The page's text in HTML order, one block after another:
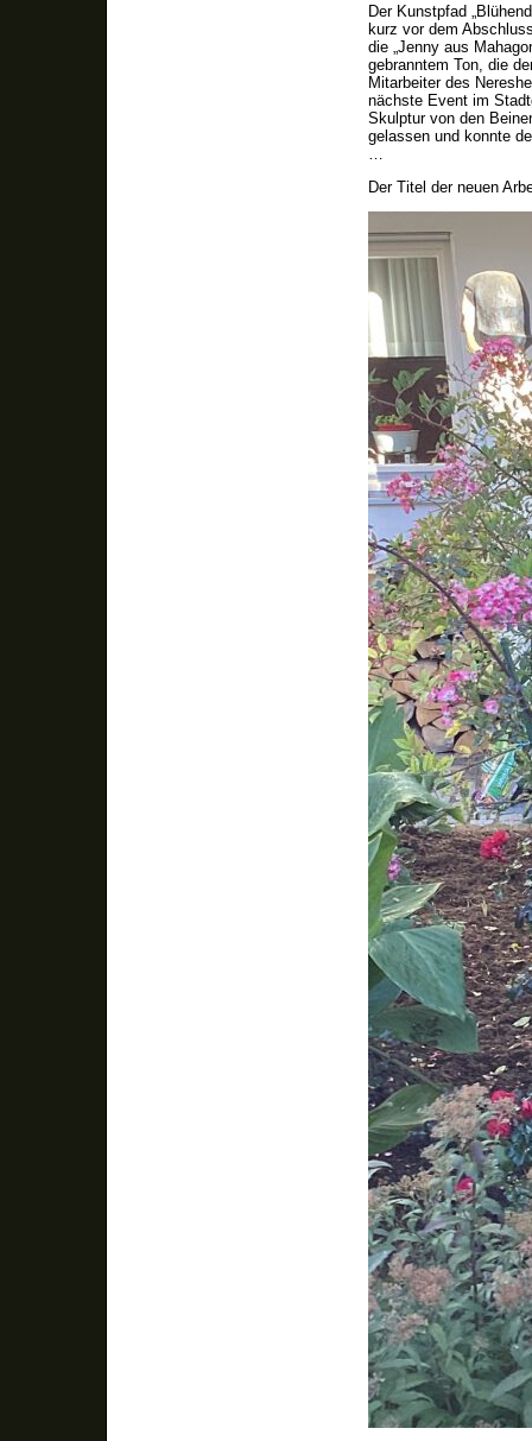
Der Kunstpfad
kurz vor dem
die „Jenny aus
gebranntem Ton, die
Mitarbeiter des
nächste Event im
Skulptur von den
gelassen und konnte
Der Titel der neuen